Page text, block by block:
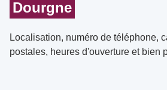
Dourgne
Localisation, numéro de téléphone,
postales, heures d'ouverture et bien